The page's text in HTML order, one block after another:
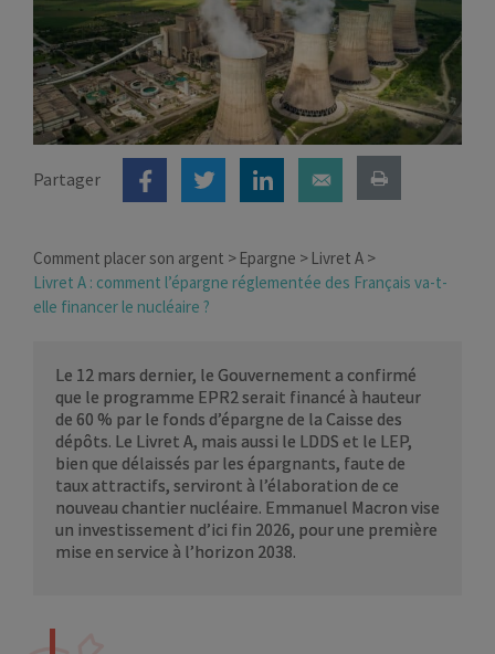
Partager
Comment placer son argent Epargne
Livret A
Livret A : comment l’épargne réglementée des Français va-t-
elle financer le nucléaire ?
Le 12 mars dernier, le Gouvernement a confirmé
que le programme EPR2 serait financé à hauteur
de 60 % par le fonds d’épargne de la Caisse des
dépôts. Le Livret A, mais aussi le LDDS et le LEP,
bien que délaissés par les épargnants, faute de
taux attractifs, serviront à l’élaboration de ce
nouveau chantier nucléaire. Emmanuel Macron vise
un investissement d’ici fin 2026, pour une première
mise en service à l’horizon 2038.